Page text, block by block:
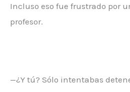
Incluso eso fue frustrado por
profesor.
—¿Y tú? Sólo intentabas